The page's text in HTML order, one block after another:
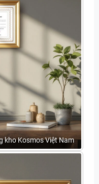
kho Kosmos Việt Nam